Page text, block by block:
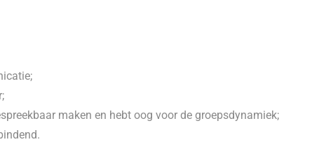
maken en hebt oog voor de groepsdynamiek;